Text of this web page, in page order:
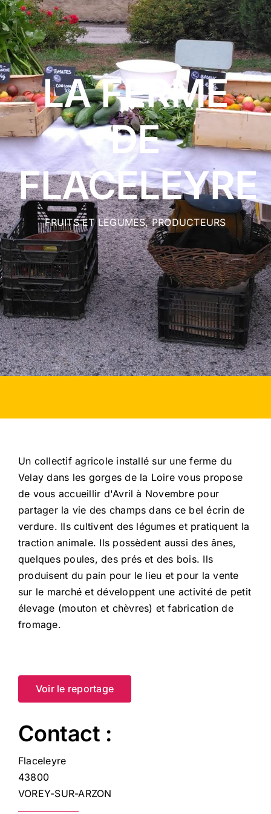
ACTUALITÉS
CONTACTLA FERME
DE
FLACELEYRE
FRUITS ET LÉGUMES,PRODUCTEURS
Un collectif agricole installé sur une ferme du
Velay dans les gorges de la Loire vous propose
de vous accueillir d'Avril à Novembre pour
partager la vie des champs dans ce bel écrin de
verdure. Ils cultivent des légumes et pratiquent la
traction animale. Ils possèdent aussi des ânes,
quelques poules, des prés et des bois. Ils
produisent du pain pour le lieu et pour la vente
sur le marché et développent une activité de petit
élevage (mouton et chèvres) et fabrication de
fromage.
Voir le reportage
Contact :
Flaceleyre
43800
VOREY-SUR-ARZON